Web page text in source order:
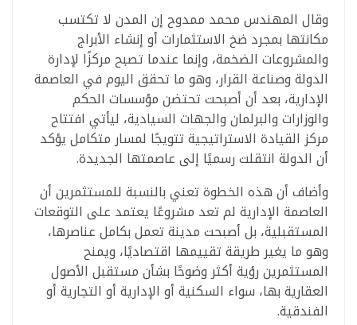
وقال المهندس محمد ممدوح إن المدن لا تكتسب
مكانتها بمجرد ضخ الاستثمارات أو إنشاء الأبراج
والمشروعات الضخمة، وإنما عندما تصبح مركزًا لإدارة
الدولة وصناعة القرار، وهو ما تحقق اليوم في العاصمة
الإدارية، بعد أن أصبحت تحتضن مؤسسات الحكم
والوزارات والبرلمان والجهات السيادية، ليأتي افتتاح
مركز القيادة الاستراتيجية تتويجًا لمسار متكامل يؤكد
أن الدولة انتقلت رسميًا إلى عاصمتها الجديدة.
وأضاف أن هذه الخطوة تعني بالنسبة للمستثمرين أن
العاصمة الإدارية لم تعد مشروعًا يعتمد على التوقعات
المستقبلية، بل أصبحت مدينة تعمل بكامل عناصرها،
وهو ما يغير طريقة تقييمها اقتصاديًا، ويمنح
المستثمرين رؤية أكثر وضوحًا بشأن مستقبل الأصول
العقارية بها، سواء السكنية أو الإدارية أو التجارية أو
الفندقية.